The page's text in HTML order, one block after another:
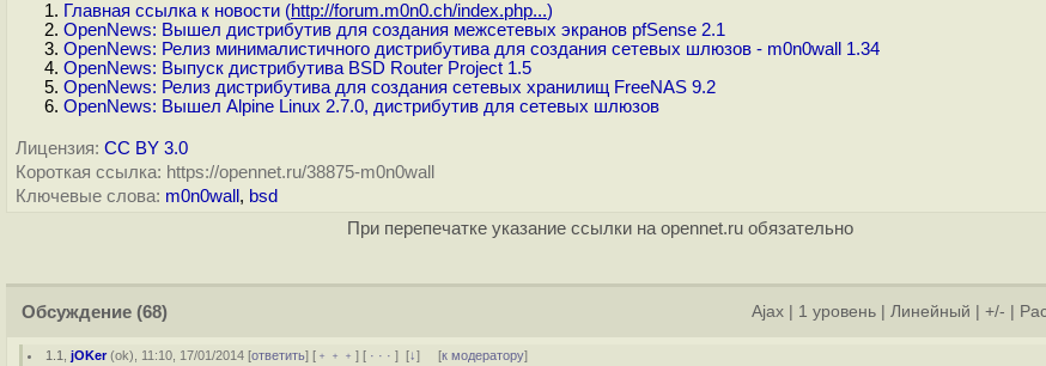
Главная ссылка к новости (http://forum.m0n0.ch/index.php...)
OpenNews: Вышел дистрибутив для создания межсетевых экранов pfSense 2.1
OpenNews: Релиз минималистичного дистрибутива для создания сетевых шлюзов - m0n0wall 1.34
OpenNews: Выпуск дистрибутива BSD Router Project 1.5
OpenNews: Релиз дистрибутива для создания сетевых хранилищ FreeNAS 9.2
OpenNews: Вышел Alpine Linux 2.7.0, дистрибутив для сетевых шлюзов
Лицензия: CC BY 3.0
Короткая ссылка: https://opennet.ru/38875-m0n0wall
Ключевые слова: m0n0wall , bsd
При перепечатке указание ссылки на opennet.ru обязательно
Обсуждение (68) Ajax 1 уровень Линейный +/-
1.1 ,jOKer(ok), 11:10, 17/01/2014 [ответить] [ ﹢﹢﹢] [ · · ·][↓] [к модератору]